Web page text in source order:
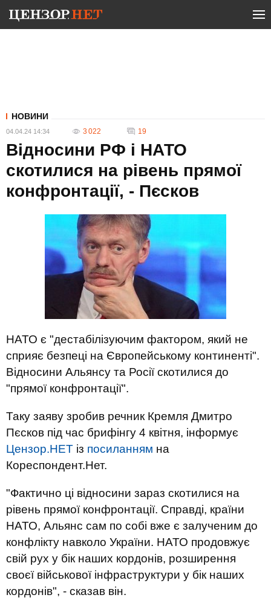
НОВИНИ
04.04.24 14:34 3 022 19
Відносини РФ і НАТО
скотилися на рівень прямої
конфронтації, - Пєсков
НАТО є "дестабілізуючим фактором, який не
сприяє безпеці на Європейському континенті".
Відносини Альянсу та Росії скотилися до
"прямої конфронтації".
Таку заяву зробив речник Кремля Дмитро
Пєсков під час брифінгу 4 квітня, інформує
Цензор.НЕТ із посиланням на
Кореспондент.Нет.
"Фактично ці відносини зараз скотилися на
рівень прямої конфронтації. Справді, країни
НАТО, Альянс сам по собі вже є залученим до
конфлікту навколо України. НАТО продовжує
свій рух у бік наших кордонів, розширення
своєї військової інфраструктури у бік наших
кордонів", - сказав він.